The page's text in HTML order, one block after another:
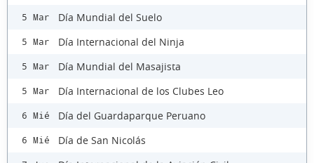
5 Mar Día Mundial del Suelo
5 Mar Día Internacional del Ninja
5 Mar Día Mundial del Masajista
5 Mar Día Internacional de los Clubes Leo
6 Mié Día del Guardaparque Peruano
6 Mié Día de San Nicolás